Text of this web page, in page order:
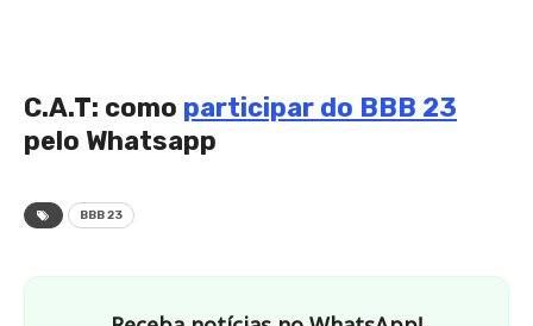
C.A.T: como participar do BBB 23
pelo Whatsapp
BBB 23